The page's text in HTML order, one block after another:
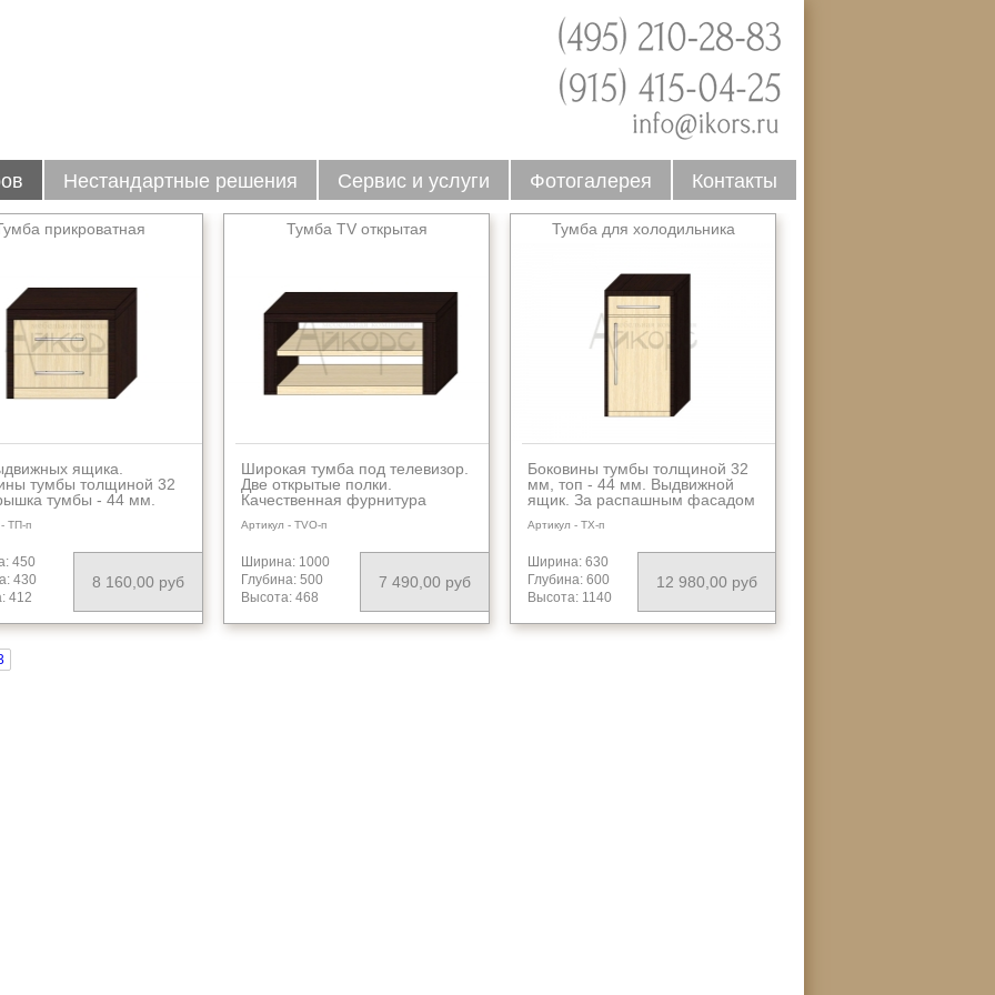
Нестандартные решения Сервис и услуги Фотогалерея Контакты
прикроватная
ящика.
тумбы толщиной 32
тумбы - 44 мм.
производства.
ящиках. Так же
в размере
мм - 8520 руб.
ТП-п
450
430
412
8 160,00 руб
Тумба TV открытая
Широкая тумба под телевизор.
Две открытые полки.
Качественная фурнитура
Боковины тумбы толщиной 32
Качественная фурнитура
импортного производства.
Артикул - TVO-п
Ширина: 1000
Глубина: 500
Высота: 468
7 490,00 руб
Тумба для холодильника
Боковины тумбы толщиной 32
мм, топ - 44 мм. Выдвижной
ящик. За распашным фасадом
бара. Качественная фурнитура
Артикул - ТХ-п
Ширина: 630
Глубина: 600
Высота: 1140
12 980,00 руб